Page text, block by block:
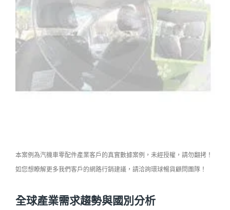
本案例為汽機車零配件產業客戶的真實數據案例，未經授權，請勿翻拷！
如您想瞭解更多我們客戶的網路行銷建議，請洽詢環球暢貨顧問團隊！
全球產業需求趨勢與國別分析